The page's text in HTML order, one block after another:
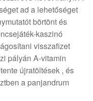
ad a lehetőséget
börtönt és
kaszinó
visszafizet
pályán A-vitamin
újratöltések , és
a panjandrum